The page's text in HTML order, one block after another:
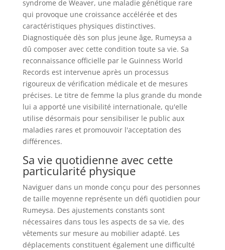
syndrome de Weaver, une maladie génétique rare
qui provoque une croissance accélérée et des
caractéristiques physiques distinctives.
Diagnostiquée dès son plus jeune âge, Rumeysa a
dû composer avec cette condition toute sa vie. Sa
reconnaissance officielle par le Guinness World
Records est intervenue après un processus
rigoureux de vérification médicale et de mesures
précises. Le titre de femme la plus grande du monde
lui a apporté une visibilité internationale, qu'elle
utilise désormais pour sensibiliser le public aux
maladies rares et promouvoir l'acceptation des
différences.
Sa vie quotidienne avec cette
particularité physique
Naviguer dans un monde conçu pour des personnes
de taille moyenne représente un défi quotidien pour
Rumeysa. Des ajustements constants sont
nécessaires dans tous les aspects de sa vie, des
vêtements sur mesure au mobilier adapté. Les
déplacements constituent également une difficulté